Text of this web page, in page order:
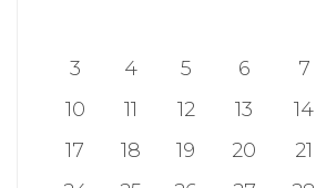
3
4 5 6 7
10
11 12 13 14
17
18 19 20 21